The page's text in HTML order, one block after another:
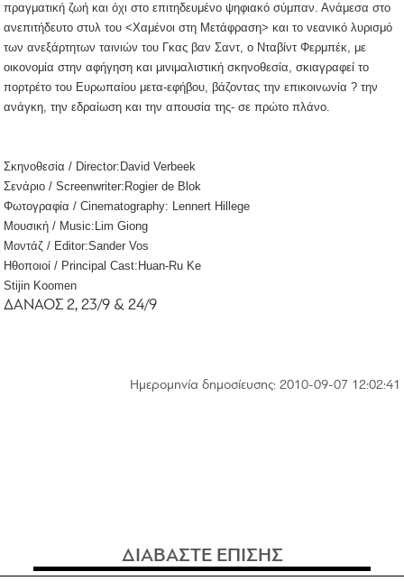
πραγματική ζωή και όχι στο επιτηδευμένο ψηφιακό σύμπαν. Ανάμεσα στο
ανεπιτήδευτο στυλ του <Χαμένοι στη Μετάφραση> και το νεανικό λυρισμό
των ανεξάρτητων ταινιών του Γκας βαν Σαντ, ο Νταβίντ Φερμπέκ, με
οικονομία στην αφήγηση και μινιμαλιστική σκηνοθεσία, σκιαγραφεί το
πορτρέτο του Ευρωπαίου μετα-εφήβου, βάζοντας την επικοινωνία ? την
ανάγκη, την εδραίωση και την απουσία της- σε πρώτο πλάνο.
Σκηνοθεσία / Director:David Verbeek
Σενάριο / Screenwriter:Rogier de Blok
Φωτογραφία / Cinematography: Lennert Hillege
Μουσική / Music:Lim Giong
Μοντάζ / Editor:Sander Vos
Ηθοποιοί / Principal Cast:Huan-Ru Ke
Stijin Koomen
ΔΑΝΑΟΣ 2, 23/9 & 24/9
Hμερομηνία δημοσίευσης: 2010-09-07 12:02:41
ΔΙΑΒΑΣΤΕ ΕΠΙΣΗΣ